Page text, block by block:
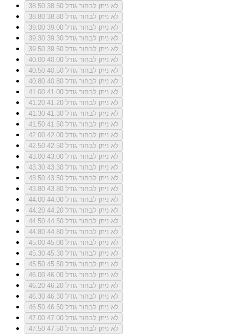
38.50
לא ניתן לבחור גודל 38.50
38.80
לא ניתן לבחור גודל 38.80
39.00
לא ניתן לבחור גודל 39.00
39.30
לא ניתן לבחור גודל 39.30
39.50
לא ניתן לבחור גודל 39.50
40.00
לא ניתן לבחור גודל 40.00
40.50
לא ניתן לבחור גודל 40.50
40.80
לא ניתן לבחור גודל 40.80
41.00
לא ניתן לבחור גודל 41.00
41.20
לא ניתן לבחור גודל 41.20
41.30
לא ניתן לבחור גודל 41.30
41.50
לא ניתן לבחור גודל 41.50
42.00
לא ניתן לבחור גודל 42.00
42.50
לא ניתן לבחור גודל 42.50
43.00
לא ניתן לבחור גודל 43.00
43.30
לא ניתן לבחור גודל 43.30
43.50
לא ניתן לבחור גודל 43.50
43.80
לא ניתן לבחור גודל 43.80
44.00
לא ניתן לבחור גודל 44.00
44.20
לא ניתן לבחור גודל 44.20
44.50
לא ניתן לבחור גודל 44.50
44.80
לא ניתן לבחור גודל 44.80
45.00
לא ניתן לבחור גודל 45.00
45.30
לא ניתן לבחור גודל 45.30
45.50
לא ניתן לבחור גודל 45.50
46.00
לא ניתן לבחור גודל 46.00
46.20
לא ניתן לבחור גודל 46.20
46.30
לא ניתן לבחור גודל 46.30
46.50
לא ניתן לבחור גודל 46.50
47.00
לא ניתן לבחור גודל 47.00
47.50
לא ניתן לבחור גודל 47.50